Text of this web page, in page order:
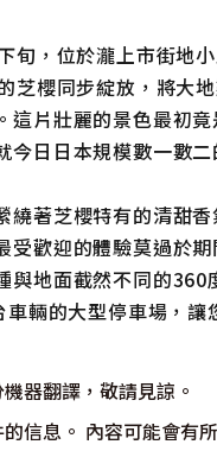
旬，位於瀧上市街地
芝櫻同步綻放，將大
這片壯麗的景色最初
今日日本規模數一數二
繞著芝櫻特有的清甜
受歡迎的體驗莫過於
與地面截然不同的
輛的大型停車場，
器翻譯，敬請見諒。
信息。 內容可能會有